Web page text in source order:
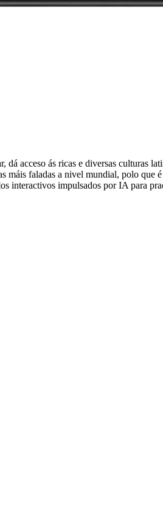
dá acceso ás ricas e diversas culturas
máis faladas a nivel mundial, polo que
interactivos impulsados por IA para